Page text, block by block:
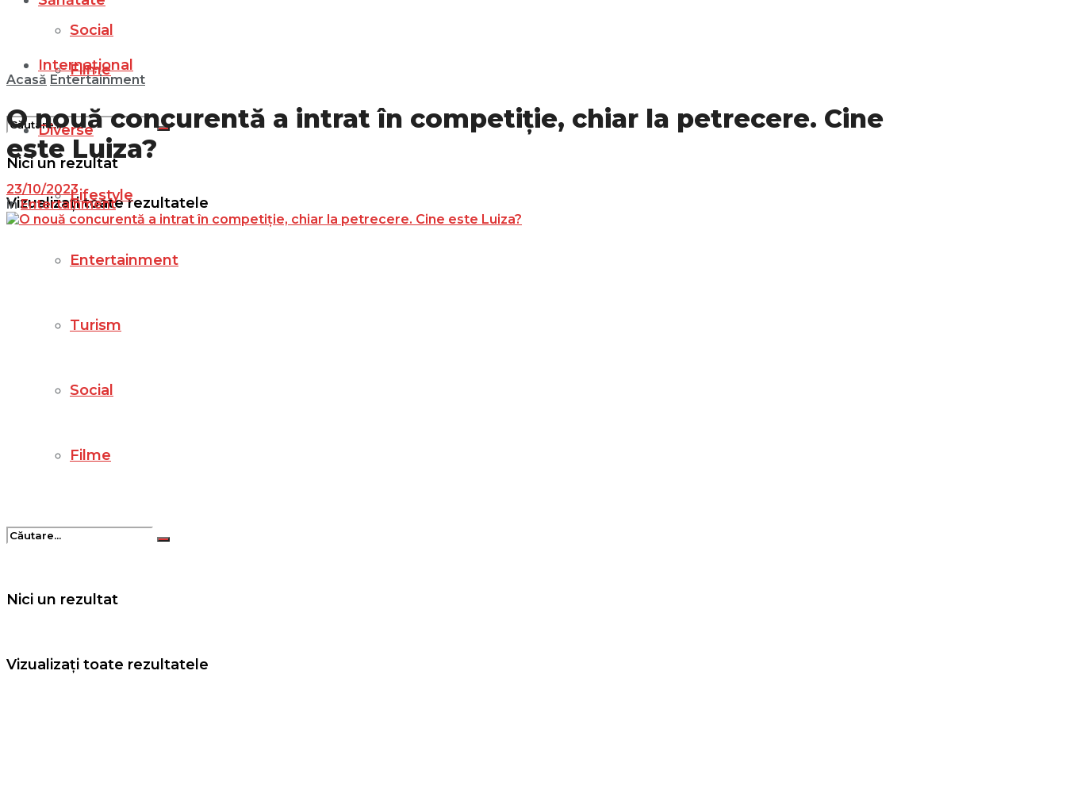
Social
Filme
Nici un rezultat
Vizualizați toate rezultatele
Internațional
Diverse
Lifestyle
Entertainment
Turism
Social
Filme
Nici un rezultat
Vizualizați toate rezultatele
Acasă Entertainment
O nouă concurentă a intrat în competiție, chiar la petrecere. Cine
este Luiza?
23/10/2023
in Entertainment